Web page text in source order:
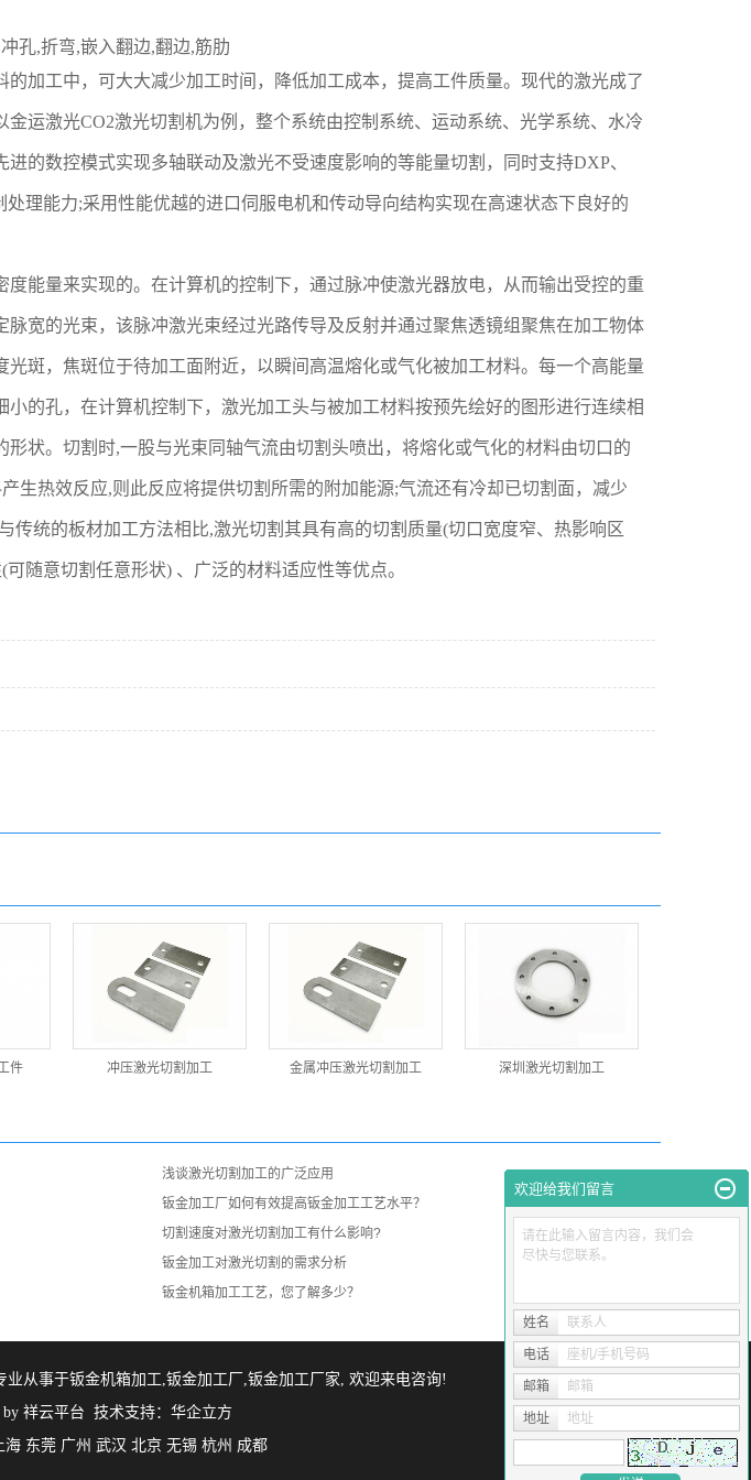
孔,折弯,嵌入翻边,翻边,筋肋
加工中，可大大减少加工时间，降低加工成本，提高工件质量。现代的激光成了
运激光CO2激光切割机为例，整个系统由控制系统、运动系统、光学系统、水冷
的数控模式实现多轴联动及激光不受速度影响的等能量切割，同时支持DXP、
理能力;采用性能优越的进口伺服电机和传动导向结构实现在高速状态下良好的
能量来实现的。在计算机的控制下，通过脉冲使激光器放电，从而输出受控的重
宽的光束，该脉冲激光束经过光路传导及反射并通过聚焦透镜组聚焦在加工物体
斑，焦斑位于待加工面附近，以瞬间高温熔化或气化被加工材料。每一个高能量
的孔，在计算机控制下，激光加工头与被加工材料按预先绘好的图形进行连续相
状。切割时,一股与光束同轴气流由切割头喷出，将熔化或气化的材料由切口的
生热效反应,则此反应将提供切割所需的附加能源;气流还有冷却已切割面，减少
传统的板材加工方法相比,激光切割其具有高的切割质量(切口宽度窄、热影响区
随意切割任意形状) 、广泛的材料适应性等优点。
件 冲压激光切割加工 金属冲压激光切割加工 深圳激光切割加工
浅谈激光切割加工的广泛应用
钣金加工厂如何有效提高钣金加工工艺水平？
切割速度对激光切割加工有什么影响?
钣金加工对激光切割的需求分析
钣金机箱加工工艺，您了解多少？
业从事于钣金机箱加工,钣金加工厂 ,钣金加工厂家, 欢迎来电咨询!
by 祥云平台 技术支持： 华企立方
海 东莞 广州 武汉 北京 无锡 杭州 成都
欢迎给我们留言
请在此输入留言内容，我们会
尽快与您联系。
姓名 联系人
电话 座机/手机号码
邮箱 邮箱
地址 地址